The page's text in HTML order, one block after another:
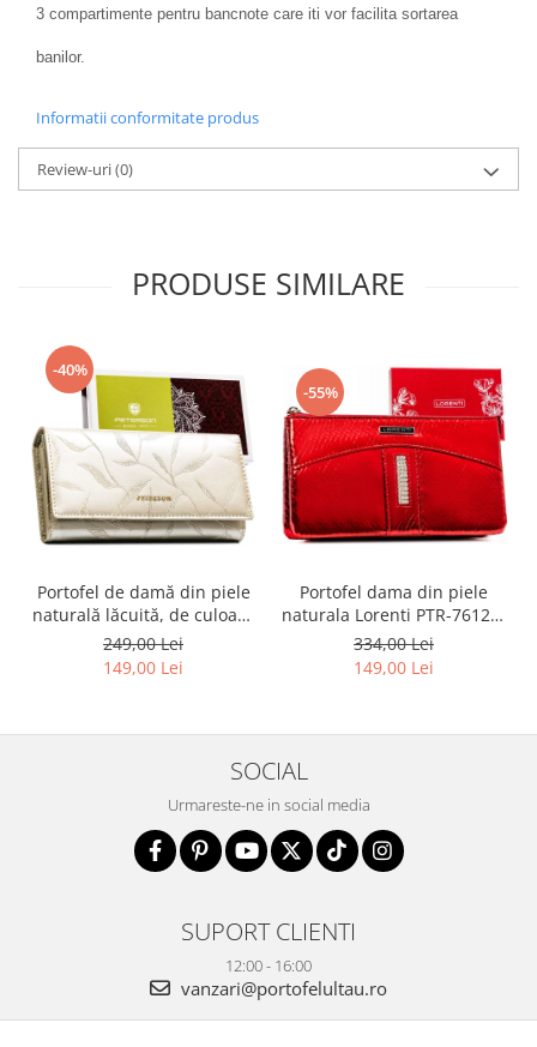
3 compartimente pentru bancnote care iti vor facilita sortarea
banilor.
Informatii conformitate produs
Review-uri(0)
PRODUSE SIMILARE
-40%
Portofel de damă din piele
naturală lăcuită, de culoare
bej, cu închidere cu capsă -
Peterson
249,00 Lei
149,00 Lei
-55%
Portofel dama din piele
naturala Lorenti PTR-76121-
MSD-9306 RE
334,00 Lei
149,00 Lei
SOCIAL
Urmareste-ne in social media
SUPORT CLIENTI
12:00 - 16:00
vanzari@portofelultau.ro